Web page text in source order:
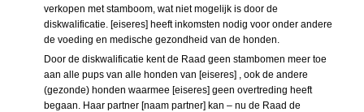
verkopen met stamboom, wat niet mogelijk is door de
diskwalificatie. [eiseres] heeft inkomsten nodig voor onder andere
de voeding en medische gezondheid van de honden.
Door de diskwalificatie kent de Raad geen stambomen meer toe
aan alle pups van alle honden van [eiseres] , ook de andere
(gezonde) honden waarmee [eiseres] geen overtreding heeft
begaan. Haar partner [naam partner] kan – nu de Raad de